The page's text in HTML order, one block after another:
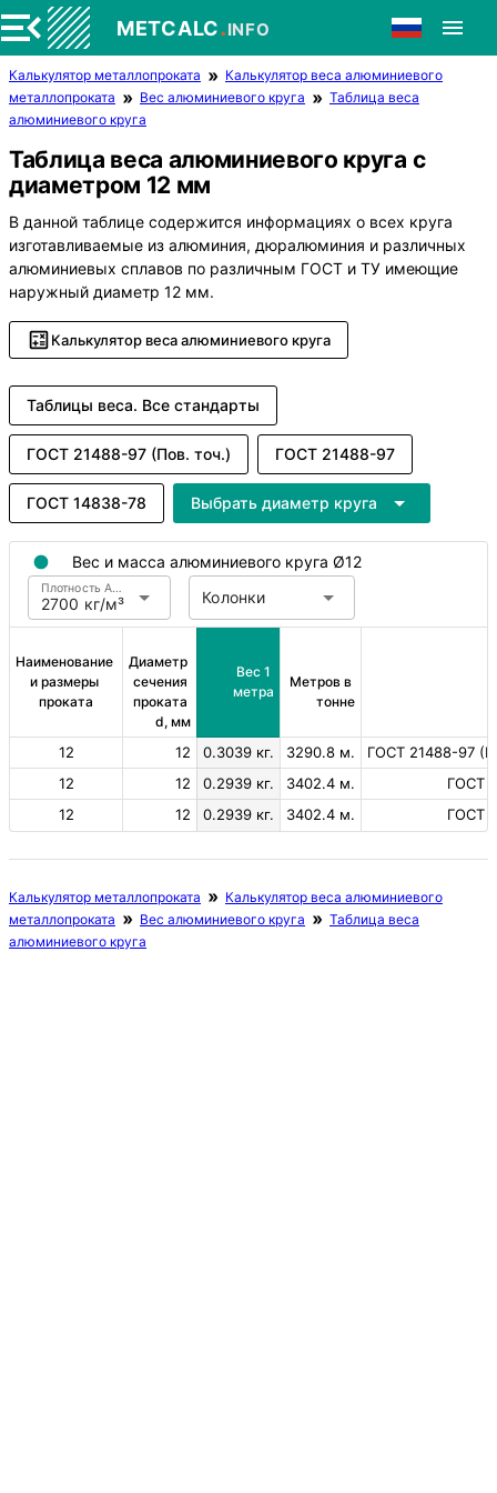
METCALC.INFO
Калькулятор металлопроката
Калькулятор веса алюминиевого
металлопроката
Вес алюминиевого круга
Таблица веса
алюминиевого круга
Таблица веса алюминиевого круга с
диаметром 12 мм
В данной таблице содержится информациях о всех круга
изготавливаемые из алюминия, дюралюминия и различных
алюминиевых сплавов по различным ГОСТ и ТУ имеющие
наружный диаметр 12 мм.
Калькулятор веса алюминиевого круга
Таблицы веса. Все стандарты
ГОСТ 21488-97 (Пов. точ.) ГОСТ 21488-97
ГОСТ 14838-78 Выбрать диаметр круга
Вес и масса алюминиевого круга Ø12
2700 кг/м³
Плотность Алюминий Колонки
Наименование
и размеры
проката
Диаметр
сечения
проката
d, мм
Вес 1
метра
Метров в
тонне
12 12 0.3039 кг. 3290.8 м.
ГОСТ 21488-97
12
12 0.2939 кг. 3402.4 м.
ГОСТ
12
12 0.2939 кг. 3402.4 м. ГОСТ
Калькулятор металлопроката
Калькулятор веса алюминиевого
металлопроката
Вес алюминиевого круга
Таблица веса
алюминиевого круга